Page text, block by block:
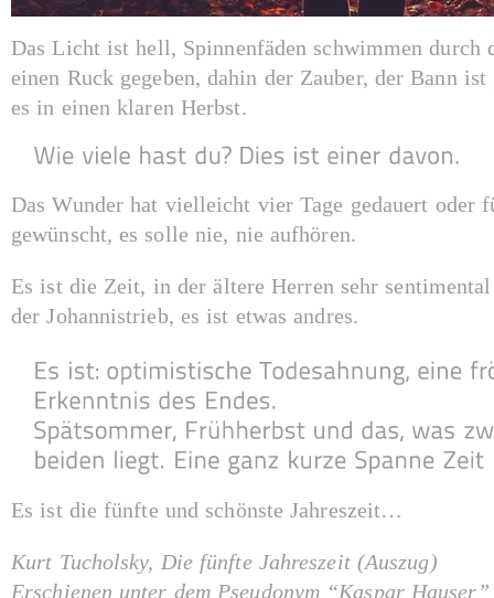
Das Licht ist hell, Spinnenfäden schwimmen durch
einen Ruck gegeben, dahin der Zauber, der Bann
es in einen klaren Herbst.
Das Wunder hat vielleicht vier Tage gedauert oder
gewünscht, es solle nie, nie aufhören.
Es ist die Zeit, in der ältere Herren sehr
der Johannistrieb, es ist etwas andres.
Es ist die fünfte und schönste Jahreszeit…
Kurt Tucholsky, Die fünfte Jahreszeit (Auszug)
Erschienen unter dem Pseudonym “Kaspar